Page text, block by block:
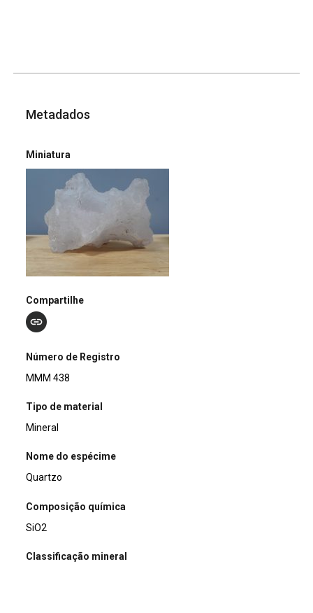
Metadados
Miniatura
Compartilhe
Número de Registro
MMM 438
Tipo de material
Mineral
Nome do espécime
Quartzo
Composição química
SiO2
Classificação mineral